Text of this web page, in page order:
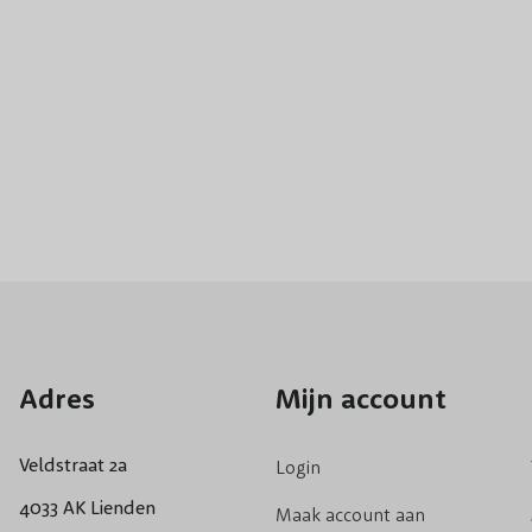
: De
Het
voorjaar
verstandig
Adres
Veldstraat 2a
4033 AK Lienden
Mijn account
Login
Maak account aan